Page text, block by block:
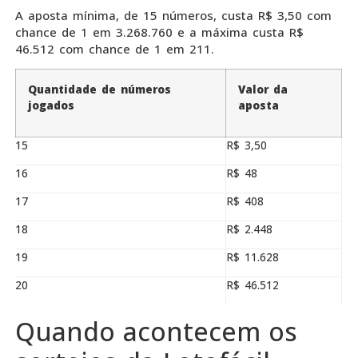
A aposta mínima, de 15 números, custa R$ 3,50 com
chance de 1 em 3.268.760 e a máxima custa R$
46.512 com chance de 1 em 211.
Quantidade de números
jogados
Valor da
aposta
15
R$ 3,50
16
R$ 48
17
R$ 408
18
R$ 2.448
19
R$ 11.628
20
R$ 46.512
Quando acontecem os